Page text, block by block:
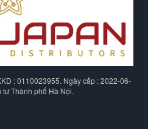
: 0110023955. Ngày cấp : 2022-06-
Thành phố Hà Nội.